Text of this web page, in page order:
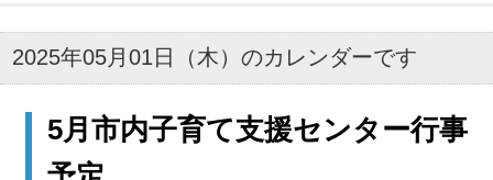
2025年05月01日（木）のカレンダーです
5月市内子育て支援センター行事